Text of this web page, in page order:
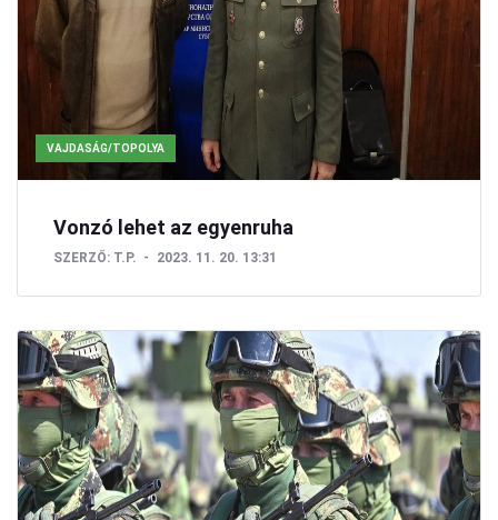
VAJDASÁG/TOPOLYA
Vonzó lehet az egyenruha
SZERZŐ: T.P. 2023. 11. 20. 13:31